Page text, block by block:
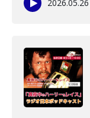
2026.05.26